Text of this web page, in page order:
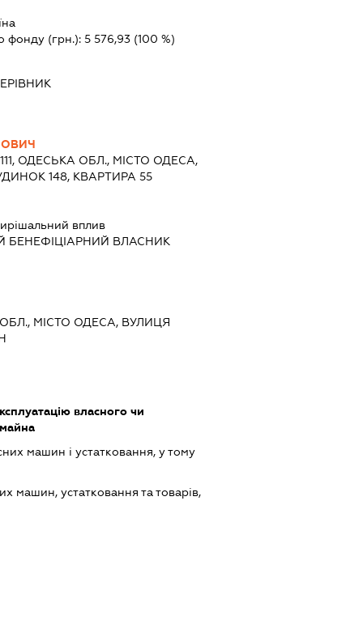
фонду (грн.):5 576,93 (100 %)
ОДЕСЬКА ОБЛ., МІСТО ОДЕСА,
148, КВАРТИРА 55
вплив
БЕНЕФІЦІАРНИЙ ВЛАСНИК
МІСТО ОДЕСА, ВУЛИЦЯ
власного чи
машин і устатковання, у тому
машин, устатковання та товарів,